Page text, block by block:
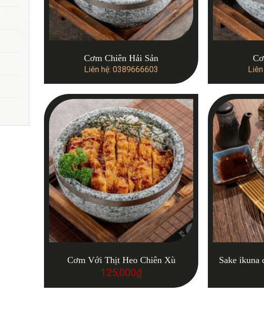
Cơm Chiên Hải Sản
Liên hệ: 0389666603
Cơm Với Thịt Heo Chiên Xù
125,000₫
Sake ikuna